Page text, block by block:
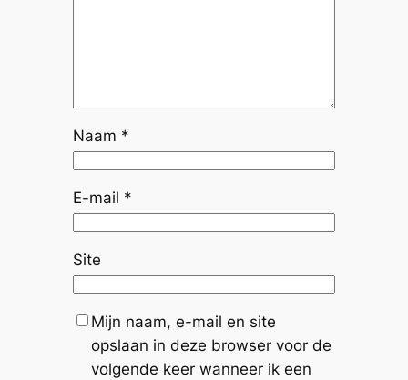
Naam *
E-mail *
Site
Mijn naam, e-mail en site
opslaan in deze browser voor de
volgende keer wanneer ik een